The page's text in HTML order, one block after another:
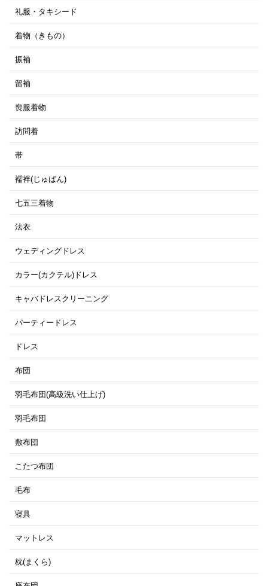
礼服・タキシード
着物（きもの）
振袖
留袖
喪服着物
訪問着
帯
襦袢(じゅばん)
七五三着物
法衣
ウェディングドレス
カラー(カクテル)ドレス
キャバドレスクリーニング
パーティードレス
ドレス
布団
羽毛布団(高級洗い仕上げ)
羽毛布団
敷布団
こたつ布団
毛布
寝具
マットレス
枕(まくら)